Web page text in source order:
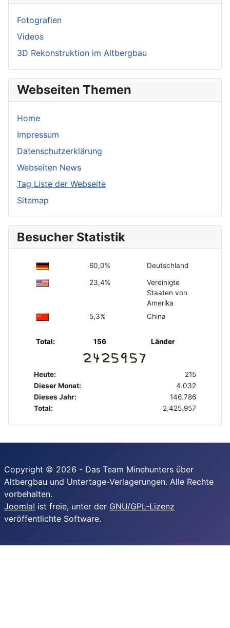
Fotografien
Videos
3D Rekonstruktion im Altbergbau
Webseiten Themen
Home
Impressum
Datenschutzerklärung
Webseiten News
Tag Liste der Webseite
Sitemap
Besucher Statistik
60,0% Deutschland
23,4%
Vereinigte
Staaten von
Amerika
5,3%
China
Total: 156 Länder
Heute:
215
Dieser Monat:
4.032
Dieses Jahr:
146.786
Total:
2.425.957
Copyright © 2026 - Das Team Minehunters über
Altbergbau und Untertage-Verlagerungen. Alle Rechte
vorbehalten.
Joomla! ist freie, unter der GNU/GPL-Lizenz
veröffentlichte Software.